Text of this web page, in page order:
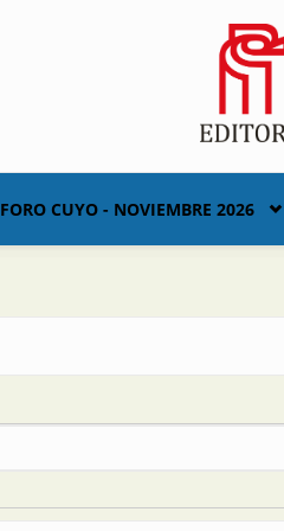
FORO CUYO - NOVIEMBRE 2026